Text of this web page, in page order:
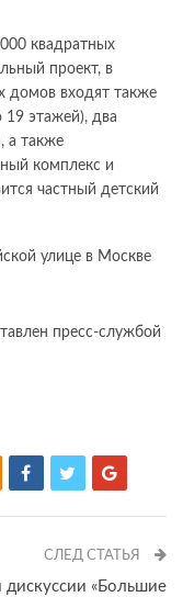
квадратных
проект, в
домов входят также
19 этажей), два
а также
комплекс и
частный детский
пресс-службой
СЛЕД СТАТЬЯ
дискуссии «Большие